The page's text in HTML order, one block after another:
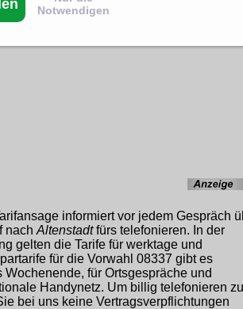
informiert vor jedem Gespräch
nach Altenstadtfürs telefonieren. In der
gelten die Tarife für werktage und
für die Vorwahl 08337 gibt es
Wochenende, für Ortsgespräche und
Handynetz. Um billig telefonieren zu
bei uns keine Vertragsverpflichtungen
Notwendigen